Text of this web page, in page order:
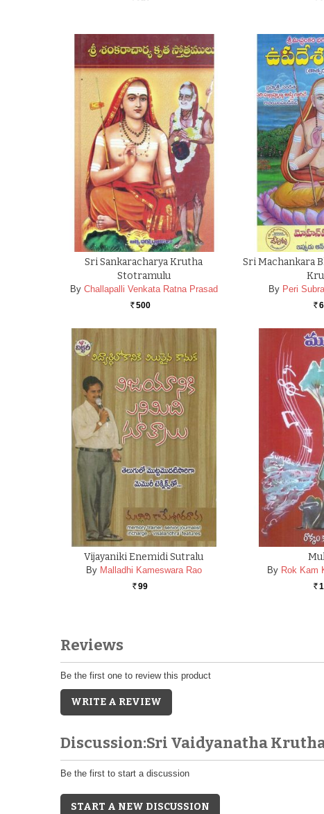
Sri Sankaracharya Krutha
Stotramulu
By Challapalli Venkata Ratna Prasad
Rs. 500
Sri Machankara
By Peri
Rs.
Vijayaniki Enemidi Sutralu
By Malladhi Kameswara Rao
Rs. 99
By Rok Kam
Rs.
Reviews
Be the first one to review this product
WRITE A REVIEW
Discussion:Sri Vaidyanatha
Be the first to start a discussion
START A NEW DISCUSSION